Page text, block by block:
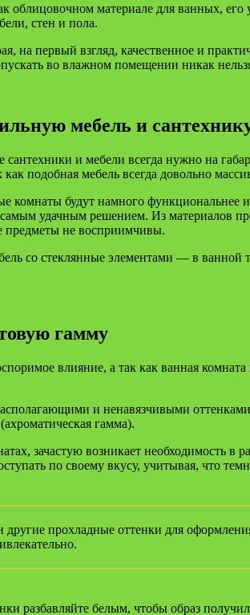
облицовочном материале для ванных,
стен и пола.
на первый взгляд, качественное и
во влажном помещении никак
мебель и
сантехники и мебели всегда нужно на
как подобная мебель всегда довольно
комнаты будут намного
удачным решением. Из материалов
предметы не восприимчивы.
со стеклянные элементами — в ванной
гамму
влияние, а так как ванная
и ненавязчивыми
гамма).
зачастую возникает необходимость
по своему вкусу, учитывая, что
прохладные оттенки для
разбавляйте белым, чтобы образ